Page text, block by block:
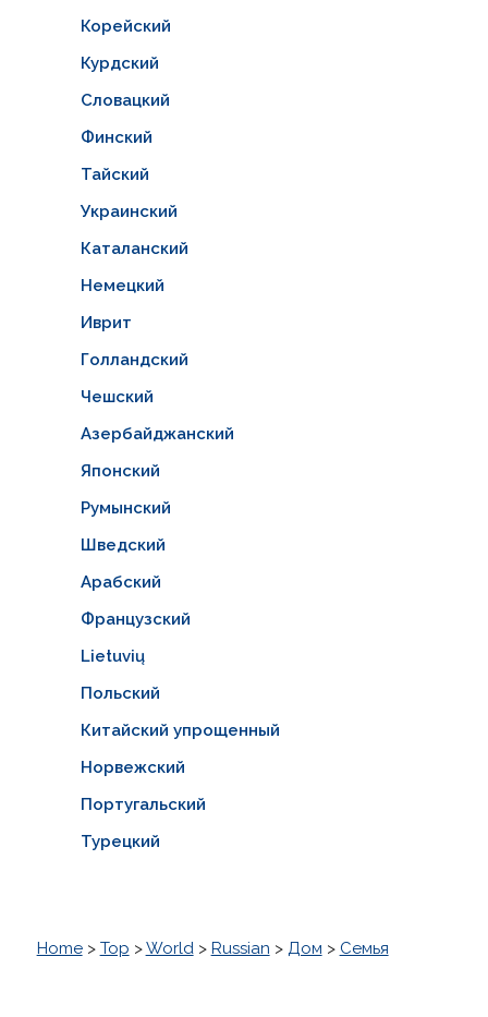
Корейский
Курдский
Словацкий
Финский
Тайский
Украинский
Каталанский
Немецкий
Иврит
Голландский
Чешский
Азербайджанский
Японский
Румынский
Шведский
Арабский
Французский
Lietuvių
Польский
Китайский упрощенный
Норвежский
Португальский
Турецкий
Home> Top >World> Russian > Дом > Семья